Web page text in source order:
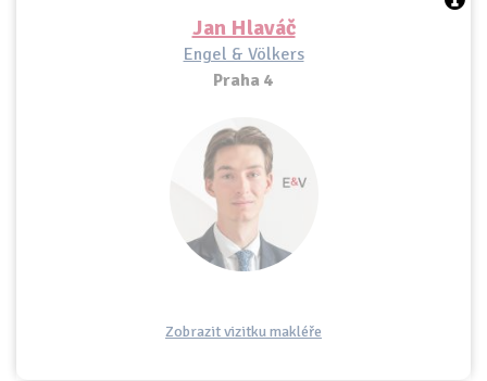
Jan Hlaváč
Engel & Völkers
Praha 4
Zobrazit vizitku makléře